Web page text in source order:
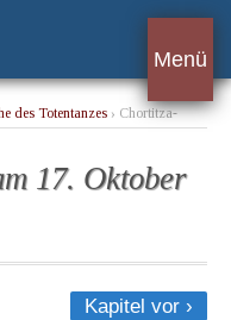
Menü
des Totentanzes › Chortitza-
17. Oktober
Kapitel vor ›